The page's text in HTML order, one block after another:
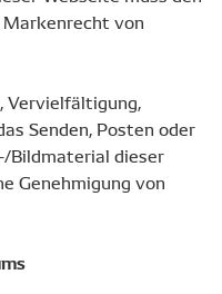
von
Vervielfältigung,
Senden, Posten oder
Bildmaterial dieser
Genehmigung von